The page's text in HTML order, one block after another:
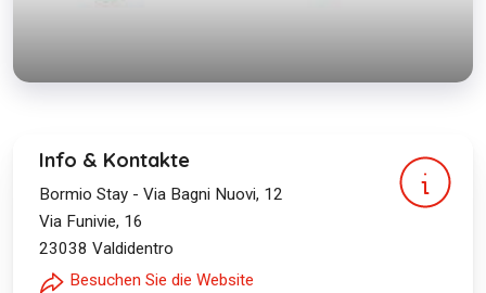
Info & Kontakte
Bormio Stay - Via Bagni Nuovi, 12
Via Funivie, 16
23038 Valdidentro
Besuchen Sie die Website